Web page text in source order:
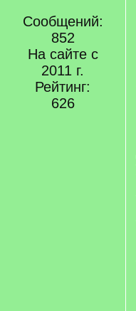
Сообщений:
852
На сайте с
2011 г.
Рейтинг:
626